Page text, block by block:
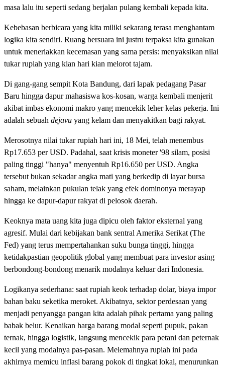
masa lalu itu seperti sedang berjalan pulang kembali kepada kita.
Kebebasan berbicara yang kita miliki sekarang terasa menghantam
logika kita sendiri. Ruang bersuara ini justru terpaksa kita gunakan
untuk meneriakkan kecemasan yang sama persis: menyaksikan nilai
tukar rupiah yang kian hari kian melorot tajam.
Di gang-gang sempit Kota Bandung, dari lapak pedagang Pasar
Baru hingga dapur mahasiswa kos-kosan, warga kembali menjerit
akibat imbas ekonomi makro yang mencekik leher kelas pekerja. Ini
adalah sebuah dejavu yang kelam dan menyakitkan bagi rakyat.
Merosotnya nilai tukar rupiah hari ini, 18 Mei, telah menembus
Rp17.653 per USD. Padahal, saat krisis moneter '98 silam, posisi
paling tinggi "hanya" menyentuh Rp16.650 per USD. Angka
tersebut bukan sekadar angka mati yang berkedip di layar bursa
saham, melainkan pukulan telak yang efek dominonya merayap
hingga ke dapur-dapur rakyat di pelosok daerah.
Keoknya mata uang kita juga dipicu oleh faktor eksternal yang
agresif. Mulai dari kebijakan bank sentral Amerika Serikat (The
Fed) yang terus mempertahankan suku bunga tinggi, hingga
ketidakpastian geopolitik global yang membuat para investor asing
berbondong-bondong menarik modalnya keluar dari Indonesia.
Logikanya sederhana: saat rupiah keok terhadap dolar, biaya impor
bahan baku seketika meroket. Akibatnya, sektor perdesaan yang
menjadi penyangga pangan kita adalah pihak pertama yang paling
babak belur. Kenaikan harga barang modal seperti pupuk, pakan
ternak, hingga logistik, langsung mencekik para petani dan peternak
kecil yang modalnya pas-pasan. Melemahnya rupiah ini pada
akhirnya memicu inflasi barang pokok di tingkat lokal, menurunkan